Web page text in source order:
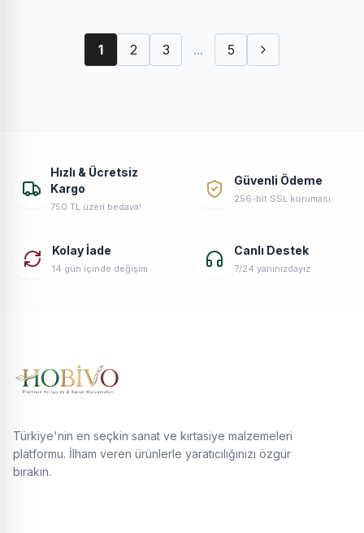
1 2 3 ... 5
Hızlı & Ücretsiz
Kargo
750 TL üzeri bedava!
Güvenli Ödeme
256-bit SSL koruması
Kolay İade
14 gün içinde değişim
Canlı Destek
7/24 yanınızdayız
Türkiye'nin en seçkin sanat ve kırtasiye malzemeleri
platformu. İlham veren ürünlerle yaratıcılığınızı özgür
bırakın.